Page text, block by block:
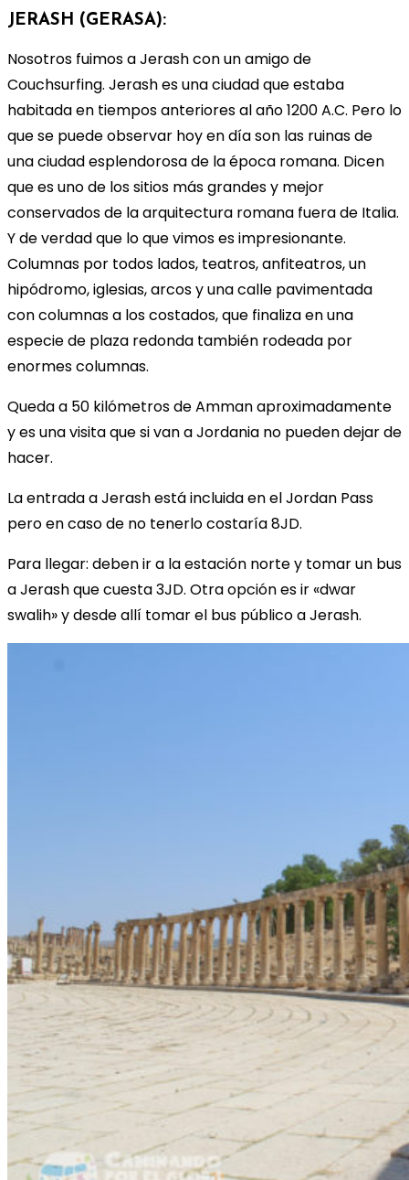
JERASH (GERASA):
Nosotros fuimos a Jerash con un amigo de
Couchsurfing. Jerash es una ciudad que estaba
habitada en tiempos anteriores al año 1200 A.C. Pero lo
que se puede observar hoy en día son las ruinas de
una ciudad esplendorosa de la época romana. Dicen
que es uno de los sitios más grandes y mejor
conservados de la arquitectura romana fuera de Italia.
Y de verdad que lo que vimos es impresionante.
Columnas por todos lados, teatros, anfiteatros, un
hipódromo, iglesias, arcos y una calle pavimentada
con columnas a los costados, que finaliza en una
especie de plaza redonda también rodeada por
enormes columnas.
Queda a 50 kilómetros de Amman aproximadamente
y es una visita que si van a Jordania no pueden dejar de
hacer.
La entrada a Jerash está incluida en el Jordan Pass
pero en caso de no tenerlo costaría 8JD.
Para llegar: deben ir a la estación norte y tomar un bus
a Jerash que cuesta 3JD. Otra opción es ir «dwar
swalih» y desde allí tomar el bus público a Jerash.